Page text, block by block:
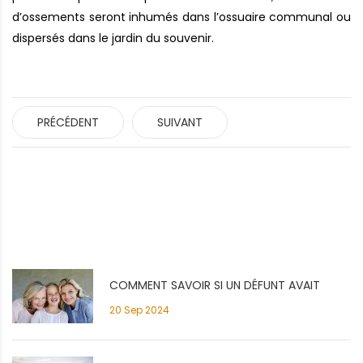
COMMENT SAVOIR SI UN DÉFUNT AVAIT
SOUSCRIT À CONTRAT OBSÈQUES?
20 Sep 2024
d’ossements seront inhumés dans l’ossuaire communal ou
dispersés dans le jardin du souvenir.
PRÉCÉDENT SUIVANT